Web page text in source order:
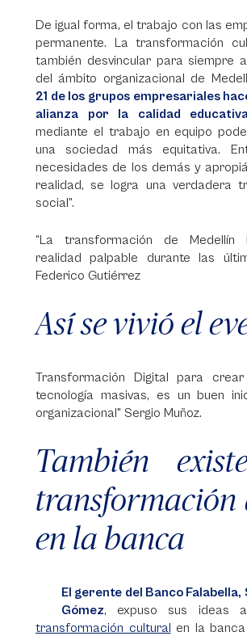
De igual forma, el trabajo con las
permanente. La transformación
también desvincular para siempre
del ámbito organizacional de
21 de los grupos empresariales
alianza por la calidad
mediante el trabajo en equipo
una sociedad más equitativa.
necesidades de los demás y
realidad, se logra una verdadera
social”.
“La transformación de
realidad palpable durante las
Federico Gutiérrez
Así se vivió el
Transformación Digital para
tecnología masivas, es un buen
organizacional" Sergio Muñoz.
También
transformación
en la banca
El gerente del Banco Falabella,
Gómez, expuso sus ideas
transformación cultural en la